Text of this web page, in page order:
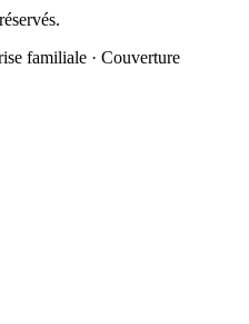
familiale · Couverture